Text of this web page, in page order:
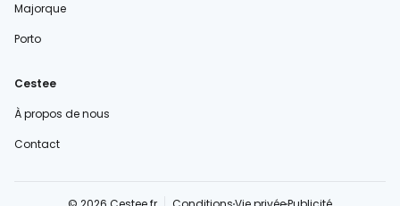
Majorque
Porto
Cestee
À propos de nous
Contact